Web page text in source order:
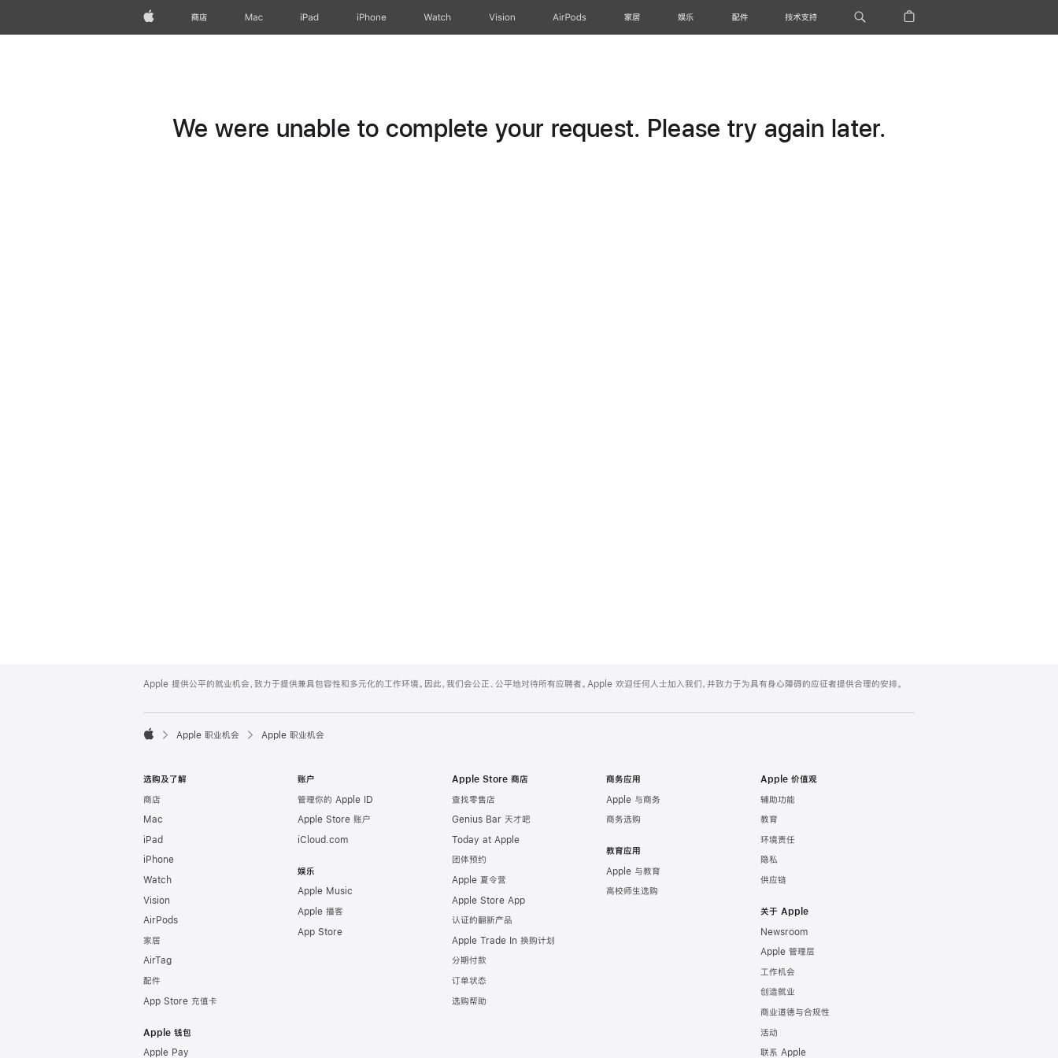
Apple 商店 Mac iPad iPhone Watch Vision AirPods 家居 娱乐 配件 技术支持
We were unable to complete your request. Please try again later.
Footer
Apple 提供公平的就业机会，致力于提供兼具包容性和多元化的工作环境。因此，我们会公正、公平地对待所有应聘者。Apple 欢迎任何人士加入我们，并致力于为具有身心障碍的应征者提供合理的安排。

Apple 职业机会 Apple 职业机会
选购及了解
商店
Mac
iPad
iPhone
Watch
Vision
AirPods
家居
AirTag
配件
App Store 充值卡
Apple 钱包
Apple Pay
账户
管理你的 Apple ID
Apple Store 账户
iCloud.com
娱乐
Apple Music
Apple 播客
App Store
Apple Store 商店
查找零售店
Genius Bar 天才吧
Today at Apple
团体预约
Apple 夏令营
Apple Store App
认证的翻新产品
Apple Trade In 换购计划
分期付款
订单状态
选购帮助
商务应用
Apple 与商务
商务选购
教育应用
Apple 与教育
高校师生选购
Apple 价值观
辅助功能
教育
环境责任
隐私
供应链
关于 Apple
Newsroom
Apple 管理层
工作机会
创造就业
商业道德与合规性
活动
联系 Apple